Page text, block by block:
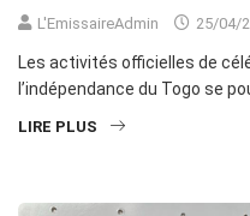
L'EmissaireAdmin 25/04/
Les activités officielles de
l’indépendance du Togo se
LIRE PLUS